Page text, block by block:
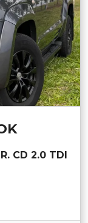
CD 2.0 TDI